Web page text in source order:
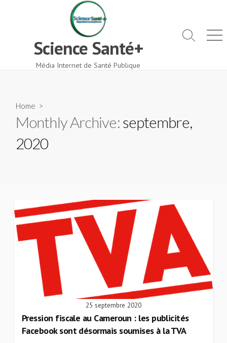
Science Santé+
Média Internet de Santé Publique
Search
Home >
Monthly Archive:septembre,
2020
25 septembre 2020
Pression fiscale au Cameroun : les publicités
Facebook sont désormais soumises à la TVA